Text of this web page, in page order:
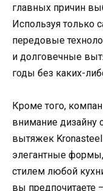
главных причин
Используя только
передовые
и долговечные
годы без каких-
Кроме того,
внимание дизайну
вытяжек
элегантные
стилем любой
вы предпочитаете